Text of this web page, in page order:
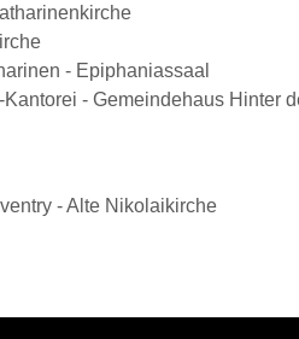
- Epiphaniassaal
- Gemeindehaus Hinter
- Alte Nikolaikirche